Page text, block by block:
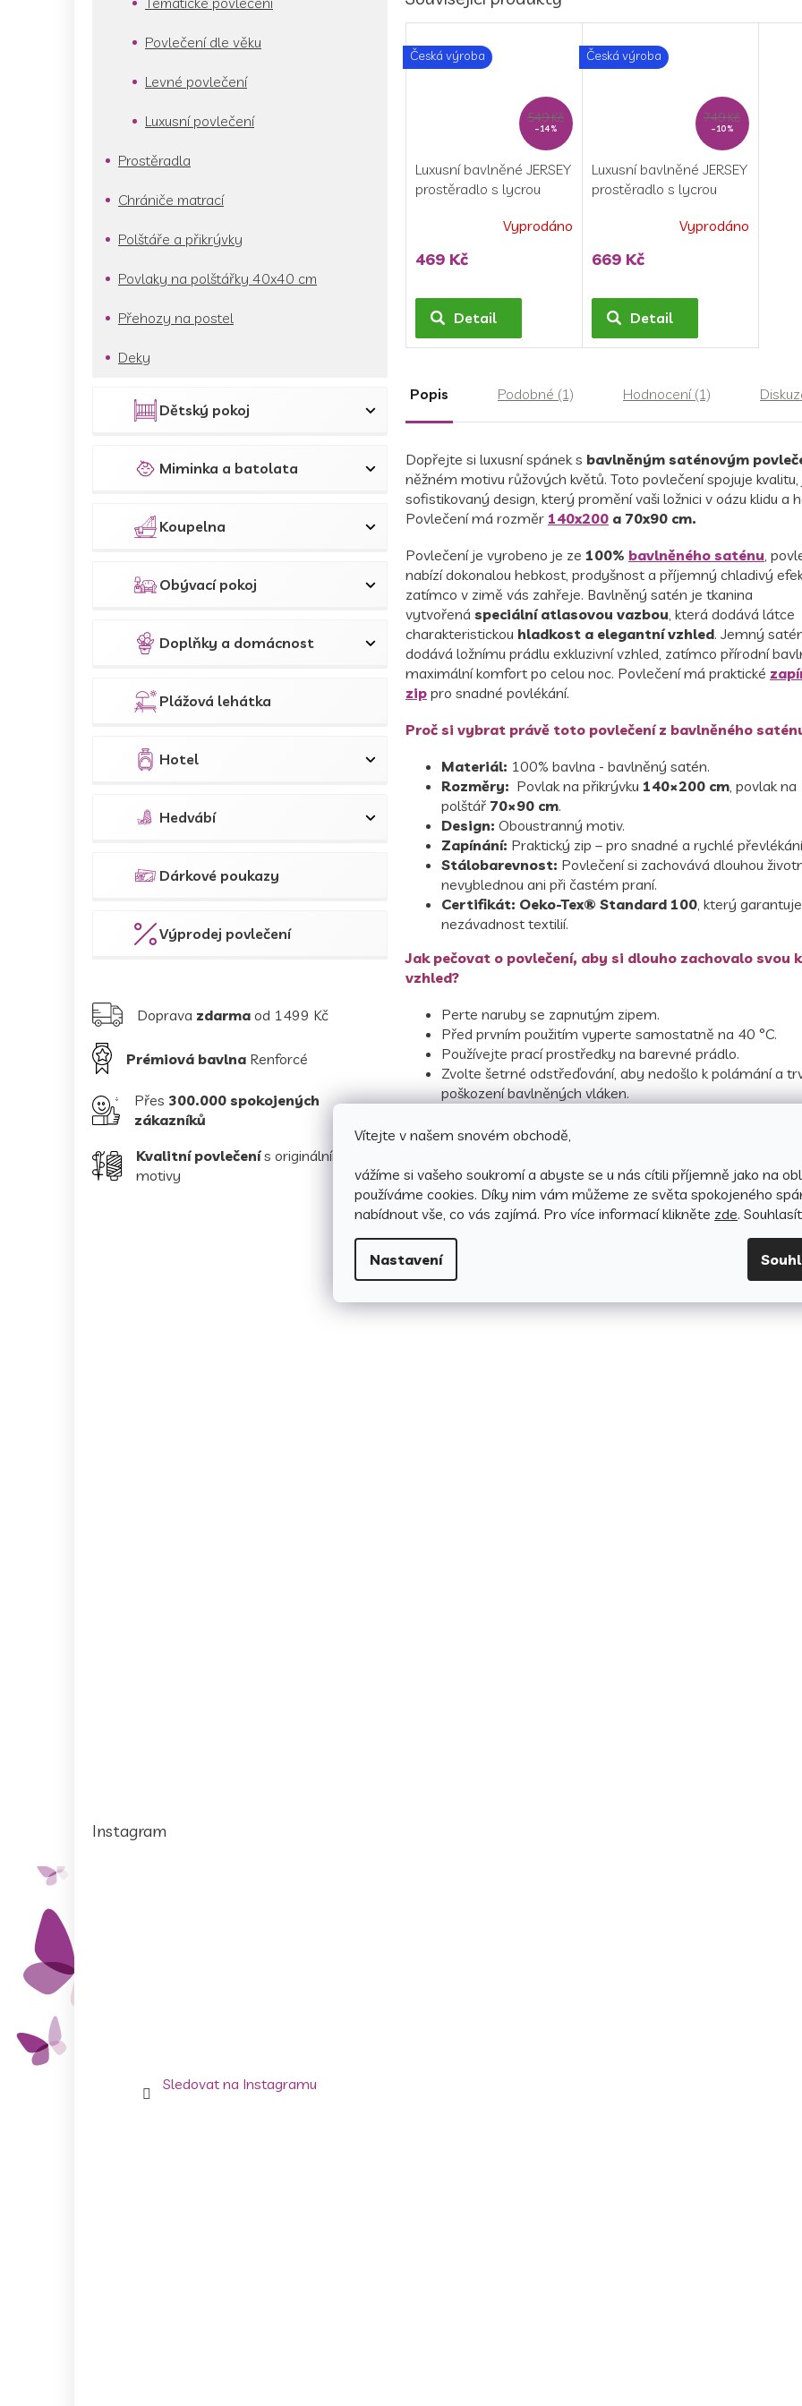
Vítejte v našem snovém obchodě,
vážíme si vašeho soukromí a abyste se u nás cítili příjemně jako na
používáme cookies. Díky nim vám můžeme ze světa spokojeného
nabídnout vše, co vás zajímá. Pro více informací klikněte zde.
Nastavení
Povlečení dle věku
Levné povlečení
Luxusní povlečení
Prostěradla
Chrániče matrací
Polštáře a přikrývky
Povlaky na polštářky 40x40 cm
Přehozy na postel
Deky
Dětský pokoj
Miminka a batolata
Koupelna
Obývací pokoj
Doplňky a domácnost
Plážová lehátka
Hotel
Hedvábí
Dárkové poukazy
Výprodej povlečení
Doprava zdarma od 1499 Kč
Prémiová bavlna Renforcé
Přes 300.000 spokojených
zákazníků
Kvalitní povlečenís originálními
motivy
Instagram
Sledovat na Instagramu
Česká výroba
549 Kč
–14 %
Luxusní bavlněné JERSEY
prostěradlo s lycrou
Vyprodáno
469 Kč
Detail
Česká výroba
749 Kč
–10 %
Luxusní bavlněné JERSEY
prostěradlo s lycrou
hodnocení
produktu
5,0
5
Vyprodáno
669 Kč
Detail
Popis Podobné (1) Hodnocení (1)
Dopřejte si luxusní spánek s bavlněným saténovým
něžném motivu růžových květů. Toto povlečení spojuje
sofistikovaný design, který promění vaši ložnici v oázu klidu a
Povlečení má rozměr 140x200 a 70x90 cm.
Povlečení je vyrobeno je ze 100% bavlněného saténu,
nabízí dokonalou hebkost, prodyšnost a příjemný chladivý
zatímco v zimě vás zahřeje. Bavlněný satén je tkanina
vytvořená speciální atlasovou vazbou, která dodává látce
charakteristickou hladkost a elegantní vzhled. Jemný
dodává ložnímu prádlu exkluzivní vzhled, zatímco přírodní
maximální komfort po celou noc. Povlečení má praktické
zip pro snadné povlékání.
Proč si vybrat právě toto povlečení z bavlněného
Materiál: 100% bavlna - bavlněný satén.
Rozměry: Povlak na přikrývku 140×200 cm, povlak na
polštář 70×90 cm.
Design: Oboustranný motiv.
Zapínání: Praktický zip – pro snadné a rychlé
Stálobarevnost: Povlečení si zachovává dlouhou
nevyblednou ani při častém praní.
Certifikát: Oeko-Tex® Standard 100, který
nezávadnost textilií.
Jak pečovat o povlečení, aby si dlouho zachovalo svou
vzhled?
Perte naruby se zapnutým zipem.
Před prvním použitím vyperte samostatně na 40 °C.
Používejte prací prostředky na barevné prádlo.
Zvolte šetrné odstřeďování, aby nedošlo k polámání a
poškození bavlněných vláken.
Perte podle symbolů uvedených na obale.
Fotografie je pouze ilustrativní. Barevné odstíny obrázků se
odlišovat v závislosti na individuálním nastavení vaší